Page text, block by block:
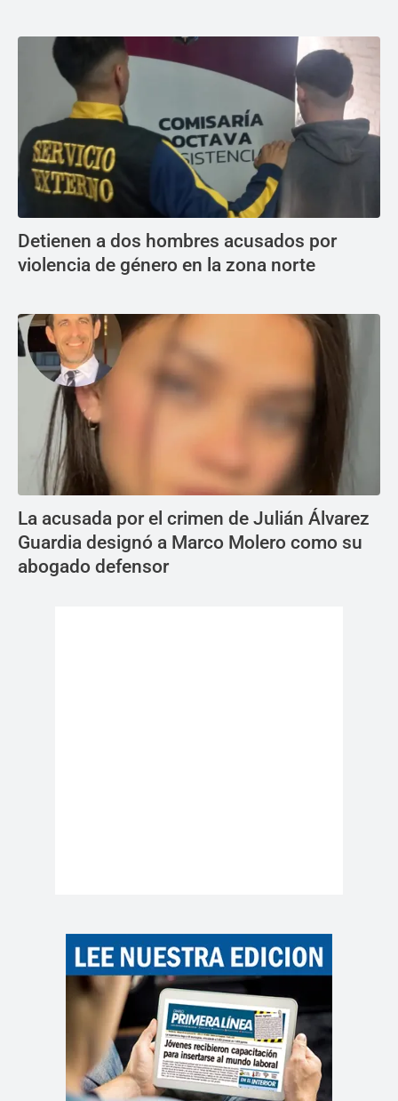
Detienen a dos hombres acusados por
violencia de género en la zona norte
La acusada por el crimen de Julián Álvarez
Guardia designó a Marco Molero como su
abogado defensor